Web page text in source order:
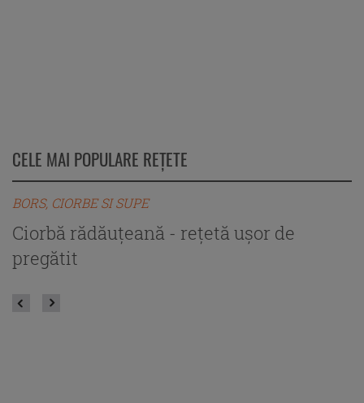
CELE MAI POPULARE REȚETE
BORS, CIORBE SI SUPE
Ciorbă rădăuțeană - rețetă ușor de
pregătit